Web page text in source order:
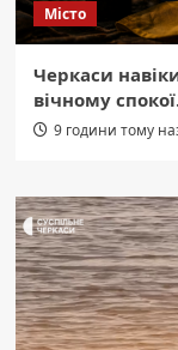
Місто
Черкаси
вічному
9 години тому